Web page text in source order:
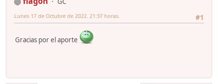
#1
Lunes 17 de Octubre de 2022. 21:37 horas.
Gracias por el aporte